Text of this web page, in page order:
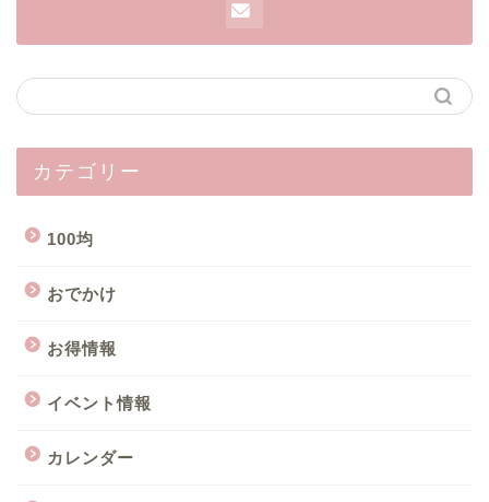
カテゴリー
100均
おでかけ
お得情報
イベント情報
カレンダー